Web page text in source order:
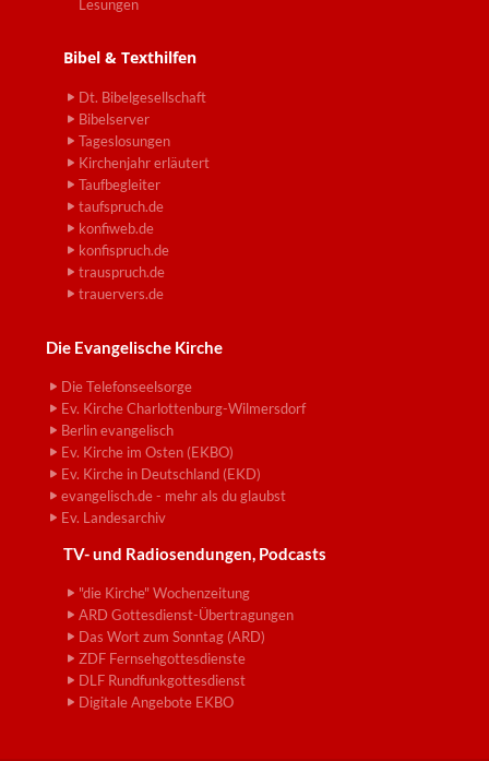
Lesungen
Bibel & Texthilfen
Dt. Bibelgesellschaft
Bibelserver
Tageslosungen
Kirchenjahr erläutert
Taufbegleiter
taufspruch.de
konfiweb.de
konfispruch.de
trauspruch.de
trauervers.de
Die Evangelische Kirche
Die Telefonseelsorge
Ev. Kirche Charlottenburg-Wilmersdorf
Berlin evangelisch
Ev. Kirche im Osten (EKBO)
Ev. Kirche in Deutschland (EKD)
evangelisch.de - mehr als du glaubst
Ev. Landesarchiv
TV- und Radiosendungen, Podcasts
"die Kirche" Wochenzeitung
ARD Gottesdienst-Übertragungen
Das Wort zum Sonntag (ARD)
ZDF Fernsehgottesdienste
DLF Rundfunkgottesdienst
Digitale Angebote EKBO